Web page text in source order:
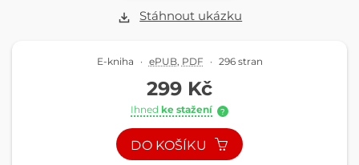
Stáhnout ukázku
E-kniha · ePUB, PDF · 296 stran
299 Kč
Ihned ke stažení ?
DO KOŠÍKU